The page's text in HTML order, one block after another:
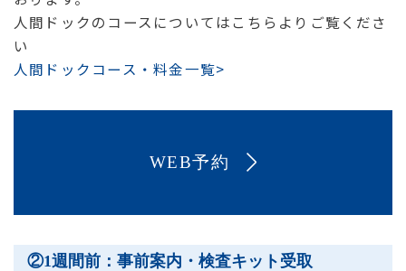
人間ドックのコースについてはこちらよりご覧くださ
い
人間ドックコース・料金一覧>
WEB予約
②1週間前：事前案内・検査キット受取